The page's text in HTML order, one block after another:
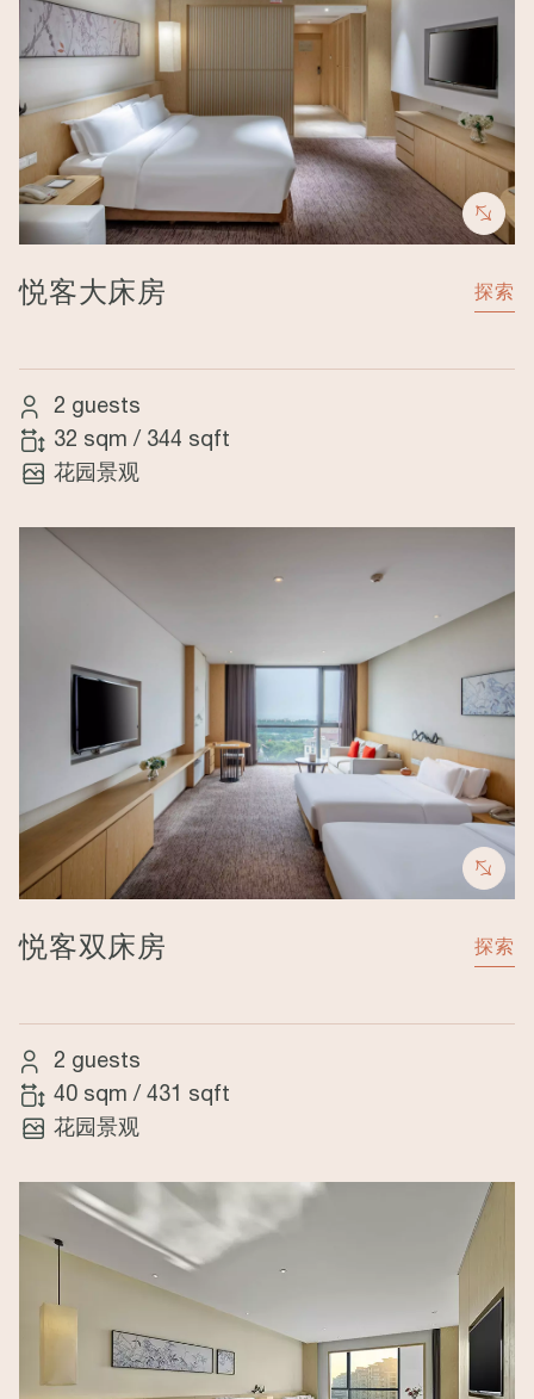
悦客大床房 探索
2 guests
32 sqm / 344 sqft
花园景观
Image
悦客双床房 探索
2 guests
40 sqm / 431 sqft
花园景观
Image